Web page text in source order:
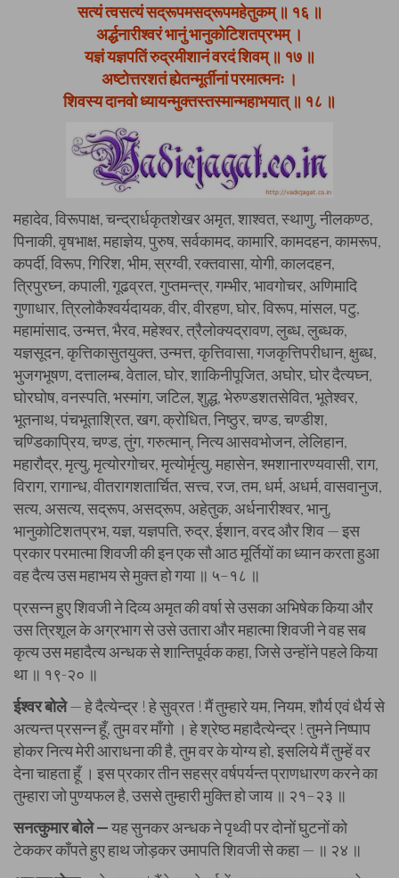
सत्यं त्वसत्यं सद्रूपमसद्रूपमहेतुकम् ॥ १६ ॥
अर्द्धनारीश्वरं भानुं भानुकोटिशतप्रभम् ।
यज्ञं यज्ञपतिं रुद्रमीशानं वरदं शिवम् ॥ १७ ॥
अष्टोत्तरशतं ह्येतन्मूर्तीनां परमात्मनः ।
शिवस्य दानवो ध्यायन्मुक्तस्तस्मान्महाभयात् ॥ १८ ॥
महादेव, विरूपाक्ष, चन्द्रार्धकृतशेखर अमृत, शाश्वत, स्थाणु, नीलकण्ठ,
पिनाकी, वृषभाक्ष, महाज्ञेय, पुरुष, सर्वकामद, कामारि, कामदहन, कामरूप,
कपर्दी, विरूप, गिरिश, भीम, स्रग्वी, रक्तवासा, योगी, कालदहन,
त्रिपुरघ्न, कपाली, गूढव्रत, गुप्तमन्त्र, गम्भीर, भावगोचर, अणिमादि
गुणाधार, त्रिलोकैश्वर्यदायक, वीर, वीरहण, घोर, विरूप, मांसल, पटु,
महामांसाद, उन्मत्त, भैरव, महेश्वर, त्रैलोक्यद्रावण, लुब्ध, लुब्धक,
यज्ञसूदन, कृत्तिकासुतयुक्त, उन्मत्त, कृत्तिवासा, गजकृत्तिपरीधान, क्षुब्ध,
भुजगभूषण, दत्तालम्ब, वेताल, घोर, शाकिनीपूजित, अघोर, घोर दैत्यघ्न,
घोरघोष, वनस्पति, भस्मांग, जटिल, शुद्ध, भेरुण्डशतसेवित, भूतेश्वर,
भूतनाथ, पंचभूताश्रित, खग, क्रोधित, निष्ठुर, चण्ड, चण्डीश,
चण्डिकाप्रिय, चण्ड, तुंग, गरुत्मान्, नित्य आसवभोजन, लेलिहान,
महारौद्र, मृत्यु, मृत्योरगोचर, मृत्योर्मृत्यु, महासेन, श्मशानारण्यवासी, राग,
विराग, रागान्ध, वीतरागशतार्चित, सत्त्व, रज, तम, धर्म, अधर्म, वासवानुज,
सत्य, असत्य, सद्रूप, असद्रूप, अहेतुक, अर्धनारीश्वर, भानु,
भानुकोटिशतप्रभ, यज्ञ, यज्ञपति, रुद्र, ईशान, वरद और शिव — इस
प्रकार परमात्मा शिवजी की इन एक सौ आठ मूर्तियों का ध्यान करता हुआ
वह दैत्य उस महाभय से मुक्त हो गया ॥ ५–१८ ॥
प्रसन्न हुए शिवजी ने दिव्य अमृत की वर्षा से उसका अभिषेक किया और
उस त्रिशूल के अग्रभाग से उसे उतारा और महात्मा शिवजी ने वह सब
कृत्य उस महादैत्य अन्धक से शान्तिपूर्वक कहा, जिसे उन्होंने पहले किया
था ॥ १९-२० ॥
ईश्वर बोले— हे दैत्येन्द्र ! हे सुव्रत ! मैं तुम्हारे यम, नियम, शौर्य एवं धैर्य से
अत्यन्त प्रसन्न हूँ, तुम वर माँगो । हे श्रेष्ठ महादैत्येन्द्र ! तुमने निष्पाप
होकर नित्य मेरी आराधना की है, तुम वर के योग्य हो, इसलिये मैं तुम्हें वर
देना चाहता हूँ । इस प्रकार तीन सहस्र वर्षपर्यन्त प्राणधारण करने का
तुम्हारा जो पुण्यफल है, उससे तुम्हारी मुक्ति हो जाय ॥ २१–२३ ॥
सनत्कुमार बोले —यह सुनकर अन्धक ने पृथ्वी पर दोनों घुटनों को
टेककर काँपते हुए हाथ जोड़कर उमापति शिवजी से कहा — ॥ २४ ॥